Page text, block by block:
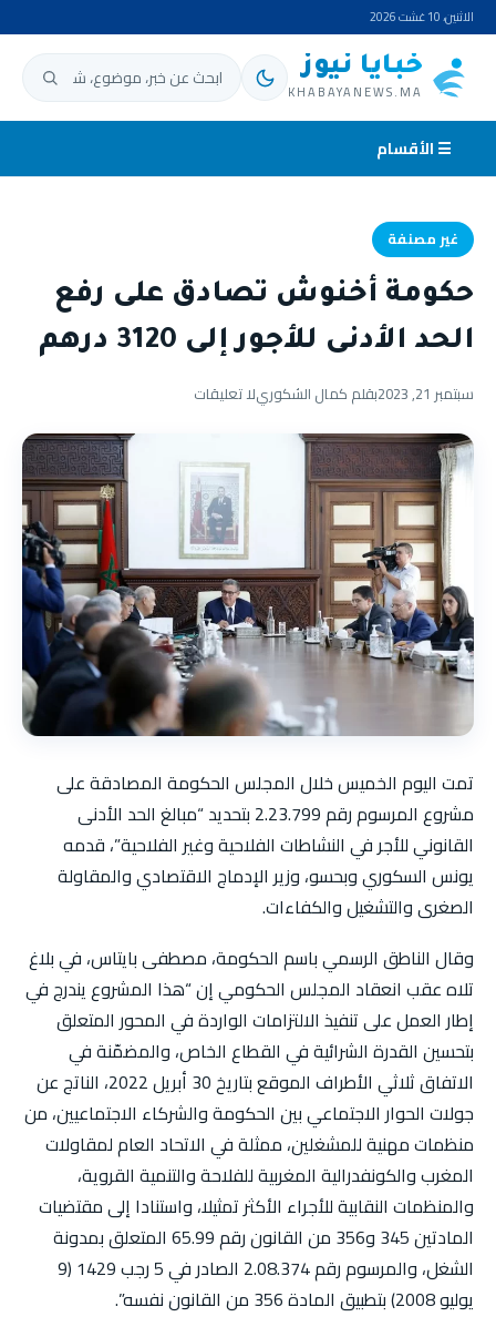
الاثنين، 10 غشت 2026
خبايا نيوز
KHABAYANEWS.MA ابحث عن:
☰ الأقسام
غير مصنفة
حكومة أخنوش تصادق على رفع
الحد الأدنى للأجور إلى 3120 درهم
سبتمبر 21, 2023 بقلم كمال الشكوريلا تعليقات
تمت اليوم الخميس خلال المجلس الحكومة المصادقة على
مشروع المرسوم رقم 2.23.799 بتحديد “مبالغ الحد الأدنى
القانوني للأجر في النشاطات الفلاحية وغير الفلاحية”، قدمه
يونس السكوري وبحسو، وزير الإدماج الاقتصادي والمقاولة
الصغرى والتشغيل والكفاءات.
وقال الناطق الرسمي باسم الحكومة، مصطفى بايتاس، في بلاغ
تلاه عقب انعقاد المجلس الحكومي إن “هذا المشروع يندرج في
إطار العمل على تنفيذ الالتزامات الواردة في المحور المتعلق
بتحسين القدرة الشرائية في القطاع الخاص، والمضمّنة في
الاتفاق ثلاثي الأطراف الموقع بتاريخ 30 أبريل 2022، الناتج عن
جولات الحوار الاجتماعي بين الحكومة والشركاء الاجتماعيين، من
منظمات مهنية للمشغلين، ممثلة في الاتحاد العام لمقاولات
المغرب والكونفدرالية المغربية للفلاحة والتنمية القروية،
والمنظمات النقابية للأجراء الأكثر تمثيلا، واستنادا إلى مقتضيات
المادتين 345 و356 من القانون رقم 65.99 المتعلق بمدونة
الشغل، والمرسوم رقم 2.08.374 الصادر في 5 رجب 1429 (9
يوليو 2008) بتطبيق المادة 356 من القانون نفسه”.